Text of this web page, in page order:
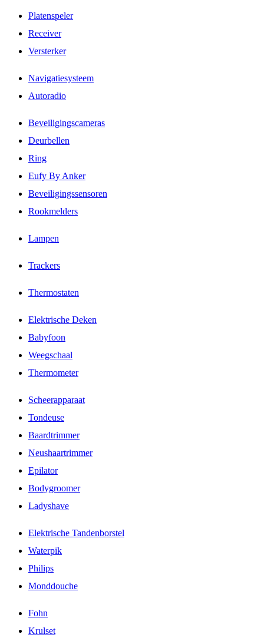
Platenspeler
Receiver
Versterker
Navigatiesysteem
Autoradio
Beveiligingscameras
Deurbellen
Ring
Eufy By Anker
Beveiligingssensoren
Rookmelders
Lampen
Trackers
Thermostaten
Elektrische Deken
Babyfoon
Weegschaal
Thermometer
Scheerapparaat
Tondeuse
Baardtrimmer
Neushaartrimmer
Epilator
Bodygroomer
Ladyshave
Elektrische Tandenborstel
Waterpik
Philips
Monddouche
Fohn
Krulset